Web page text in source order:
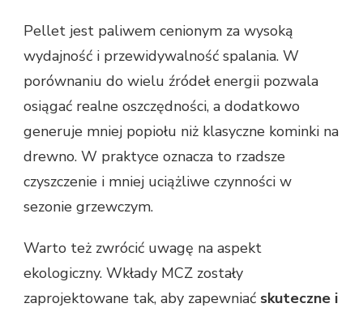
Pellet jest paliwem cenionym za wysoką
wydajność i przewidywalność spalania. W
porównaniu do wielu źródeł energii pozwala
osiągać realne oszczędności, a dodatkowo
generuje mniej popiołu niż klasyczne kominki na
drewno. W praktyce oznacza to rzadsze
czyszczenie i mniej uciążliwe czynności w
sezonie grzewczym.
Warto też zwrócić uwagę na aspekt
ekologiczny. Wkłady MCZ zostały
zaprojektowane tak, aby zapewniać skuteczne i